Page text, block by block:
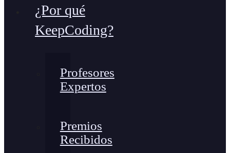
¿Por qué
KeepCoding?
Profesores
Expertos
Premios
Recibidos